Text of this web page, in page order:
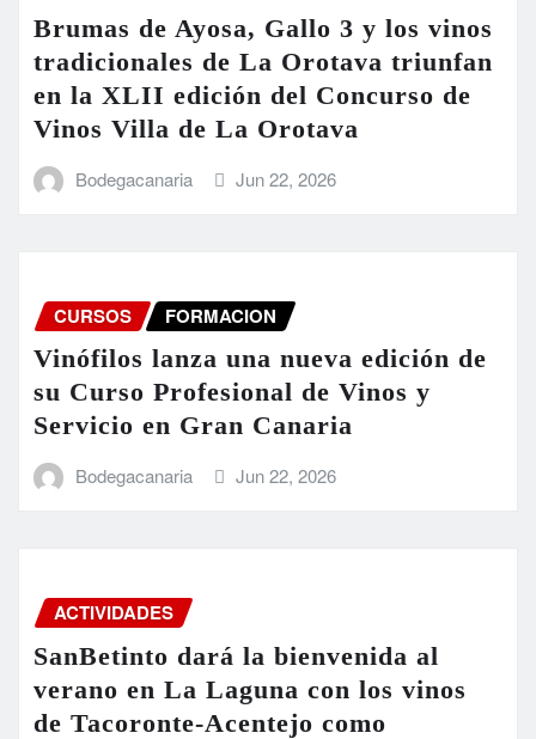
Brumas de Ayosa, Gallo 3 y los vinos
tradicionales de La Orotava triunfan
en la XLII edición del Concurso de
Vinos Villa de La Orotava
Bodegacanaria Jun 22, 2026
CURSOS FORMACION
Vinófilos lanza una nueva edición de
su Curso Profesional de Vinos y
Servicio en Gran Canaria
Bodegacanaria Jun 22, 2026
ACTIVIDADES
SanBetinto dará la bienvenida al
verano en La Laguna con los vinos
de Tacoronte-Acentejo como